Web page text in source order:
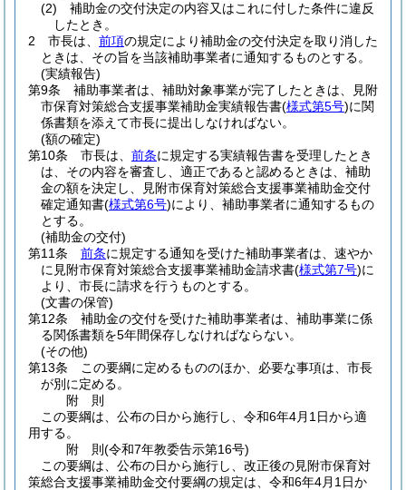
(2)
補助金の交付決定の内容又はこれに付した条件に違反
したとき。
2
市長は、 前項の規定により補助金の交付決定を取り消した
ときは、その旨を当該補助事業者に通知するものとする。
(実績報告)
第9条
補助事業者は、補助対象事業が完了したときは、見附
市保育対策総合支援事業補助金実績報告書(様式第5号)に関
係書類を添えて市長に提出しなければない。
(額の確定)
第10条
市長は、 前条に規定する実績報告書を受理したとき
は、その内容を審査し、適正であると認めるときは、補助
金の額を決定し、見附市保育対策総合支援事業補助金交付
確定通知書(様式第6号)により、補助事業者に通知するもの
とする。
(補助金の交付)
第11条
前条に規定する通知を受けた補助事業者は、速やか
に見附市保育対策総合支援事業補助金請求書(様式第7号)に
より、市長に請求を行うものとする。
(文書の保管)
第12条
補助金の交付を受けた補助事業者は、補助事業に係
る関係書類を5年間保存しなければならない。
(その他)
第13条
この要綱に定めるもののほか、必要な事項は、市長
が別に定める。
附 則
この要綱は、公布の日から施行し、令和6年4月1日から適
用する。
附 則(令和7年教委告示第16号)
この要綱は、公布の日から施行し、改正後の見附市保育対
策総合支援事業補助金交付要綱の規定は、令和6年4月1日か